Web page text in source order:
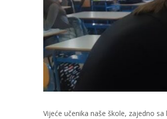
Vijeće učenika naše škole, zajedno